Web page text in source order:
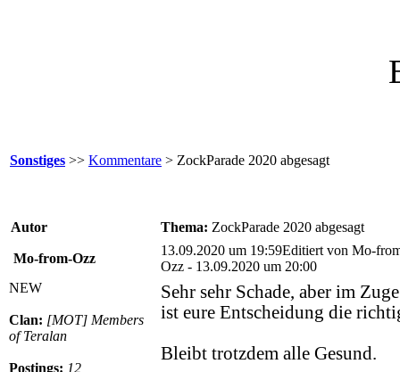
Sonstiges >> Kommentare > ZockParade 2020 abgesagt
Autor Thema: ZockParade 2020 abgesagt
Mo-from-Ozz
13.09.2020 um 19:59Editiert von Mo-
Ozz - 13.09.2020 um 20:00
NEW
Clan: [MOT] Members
of Teralan
Postings: 12
Sehr sehr Schade, aber im
ist eure Entscheidung die
Bleibt trotzdem alle Gesund.